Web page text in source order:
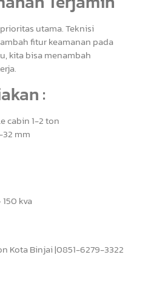
utama. Teknisi
fitur keamanan pada
kita bisa menambah
:
cabin 1-2 ton
mm
kva
Kota Binjai |0851-6279-3322